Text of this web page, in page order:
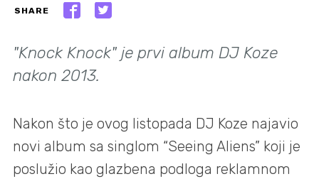
SHARE
"Knock Knock" je prvi album DJ Koze
nakon 2013.
Nakon što je ovog listopada DJ Koze najavio
novi album sa singlom “Seeing Aliens” koji je
poslužio kao glazbena podloga reklamnom